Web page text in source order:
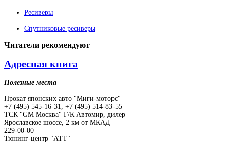
Ресиверы
Спутниковые ресиверы
Читатели рекомендуют
Адресная книга
Полезные места
Прокат японских авто "Миги-моторс"
+7 (495) 545-16-31, +7 (495) 514-83-55
ТСК "GM Москва" Г/К Автомир, дилер
Ярославское шоссе, 2 км от МКАД
229-00-00
Тюнинг-центр "АТТ"